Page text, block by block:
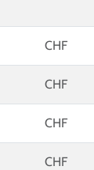
CHF
CHF
CHF
CHF